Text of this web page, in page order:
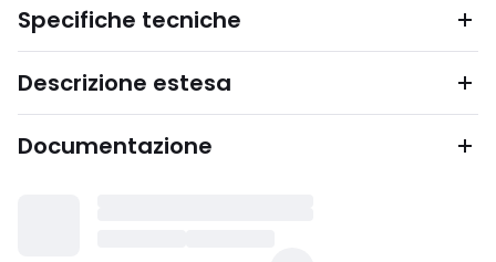
Specifiche tecniche
Descrizione estesa
Documentazione